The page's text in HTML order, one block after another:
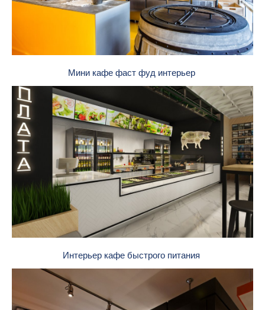
Мини кафе фаст фуд интерьер
Интерьер кафе быстрого питания